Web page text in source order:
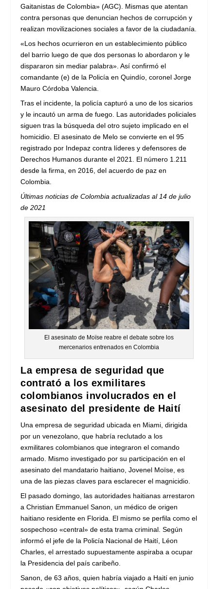
Gaitanistas de Colombia» (AGC). Mismas que atentan
contra personas que denuncian hechos de corrupción y
realizan movilizaciones sociales a favor de la ciudadanía.
«Los hechos ocurrieron en un establecimiento público
del barrio luego de que dos personas lo abordaron y le
dispararon sin mediar palabra». Así confirmó el
comandante (e) de la Policía en Quindío, coronel Jorge
Mauro Córdoba Valencia.
Tras el incidente, la policía capturó a uno de los sicarios
y le incautó un arma de fuego. Las autoridades policiales
siguen tras la búsqueda del otro sujeto implicado en el
homicidio. El asesinato de Melo se convierte en el 95
registrado por Indepaz contra líderes y defensores de
Derechos Humanos durante el 2021. El número 1.211
desde la firma, en 2016, del acuerdo de paz en
Colombia.
Últimas noticias de Colombia actualizadas al 14 de julio
de 2021
El asesinato de Moïse reabre el debate sobre los
mercenarios entrenados en Colombia
La empresa de seguridad que
contrató a los exmilitares
colombianos involucrados en el
asesinato del presidente de Haití
Una empresa de seguridad ubicada en Miami, dirigida
por un venezolano, que habría reclutado a los
exmilitares colombianos que integraron el comando
armado. Mismo investigado por su participación en el
asesinato del mandatario haitiano, Jovenel Moïse, es
una de las piezas claves para esclarecer el magnicidio.
El pasado domingo, las autoridades haitianas arrestaron
a Christian Emmanuel Sanon, un médico de origen
haitiano residente en Florida. El mismo se perfila como el
sospechoso «central» de esta trama criminal. Según
informó el jefe de la Policía Nacional de Haití, Léon
Charles, el arrestado supuestamente aspiraba a ocupar
la Presidencia del país caribeño.
Sanon, de 63 años, quien habría viajado a Haití en junio